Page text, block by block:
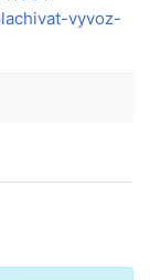
vyvoz-